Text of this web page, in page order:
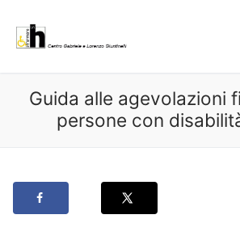
contenuto
Guida alle agevolazioni
persone con